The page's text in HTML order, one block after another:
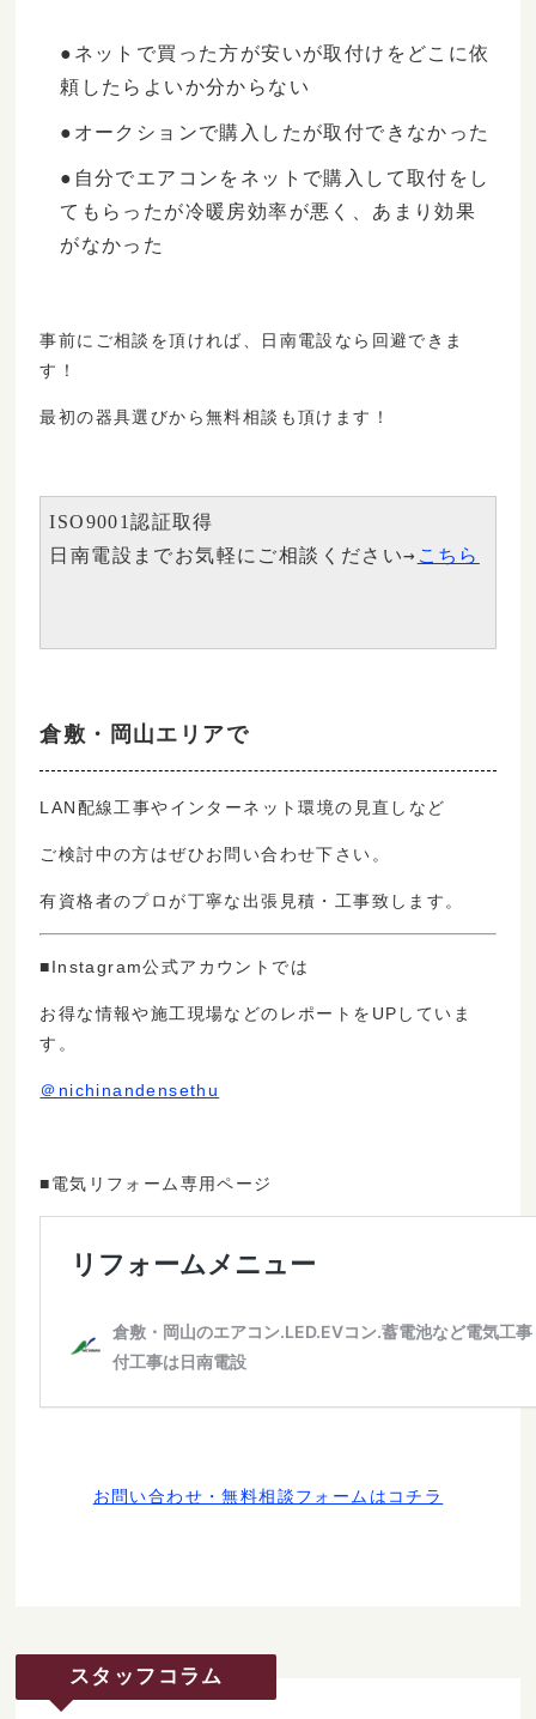
●ネットで買った方が安いが取付けをどこに依
頼したらよいか分からない
●オークションで購入したが取付できなかった
●自分でエアコンをネットで購入して取付をし
てもらったが冷暖房効率が悪く、あまり効果
がなかった
事前にご相談を頂ければ、日南電設なら回避できま
す！
最初の器具選びから無料相談も頂けます！
ISO9001認証取得
日南電設までお気軽にご相談ください→ こちら
倉敷・岡山エリアで
LAN配線工事やインターネット環境の見直しなど
ご検討中の方はぜひお問い合わせ下さい。
有資格者のプロが丁寧な出張見積・工事致します。
■Instagram公式アカウントでは
お得な情報や施工現場などのレポートをUPしていま
す。
＠nichinandensethu
■電気リフォーム専用ページ
お問い合わせ・無料相談フォームはコチラ
スタッフコラム